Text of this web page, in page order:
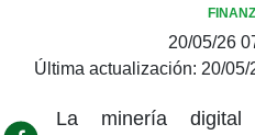
20/05/26
Última actualización: 20/05/
La minería